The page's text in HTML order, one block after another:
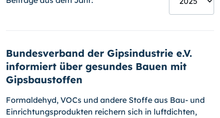
Bundesverband der Gipsindustrie e.V.
informiert über gesundes Bauen mit
Gipsbaustoffen
Formaldehyd, VOCs und andere Stoffe aus Bau- und
Einrichtungsprodukten reichern sich in luftdichten,